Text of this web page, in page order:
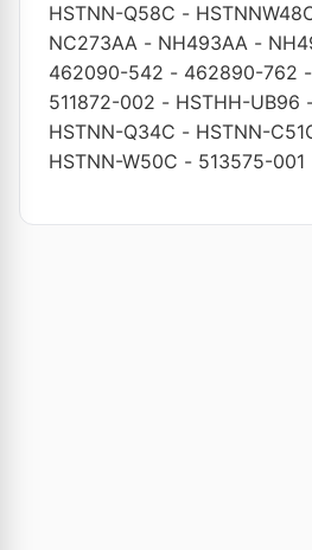
HSTNN-Q58C -
NC273AA - NH493AA -
462090-542 - 462890-762 -
511872-002 - HSTHH-UB96
HSTNN-Q34C - HSTNN-
HSTNN-W50C - 513575-001